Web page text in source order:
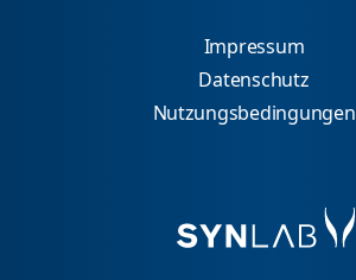
Impressum
Datenschutz
Nutzungsbedingungen